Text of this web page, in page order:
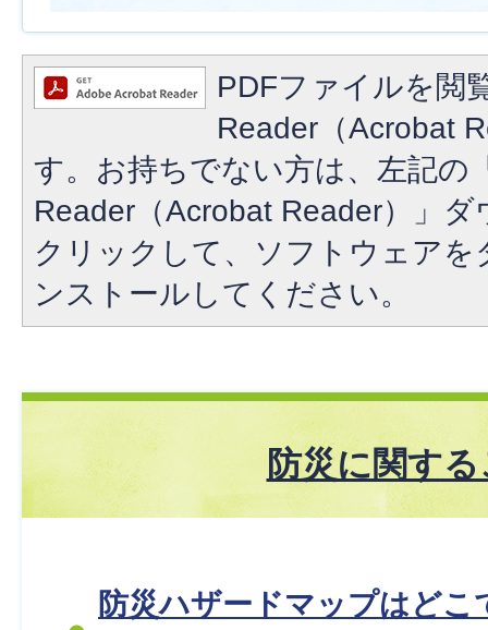
PDFファイルを閲
Reader（Acrobat
す。お持ちでない方は、左記の
Reader（Acrobat Reader）」
クリックして、ソフトウェア
ンストールしてください。
防災に関す
防災ハザードマップはどこ